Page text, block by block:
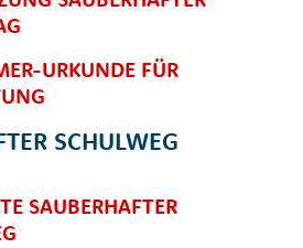
URKUNDE FÜR
SCHULWEG
SAUBERHAFTER